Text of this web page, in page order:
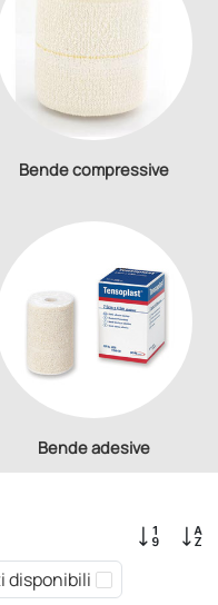
Bende compressive
Bende adesive
disponibili